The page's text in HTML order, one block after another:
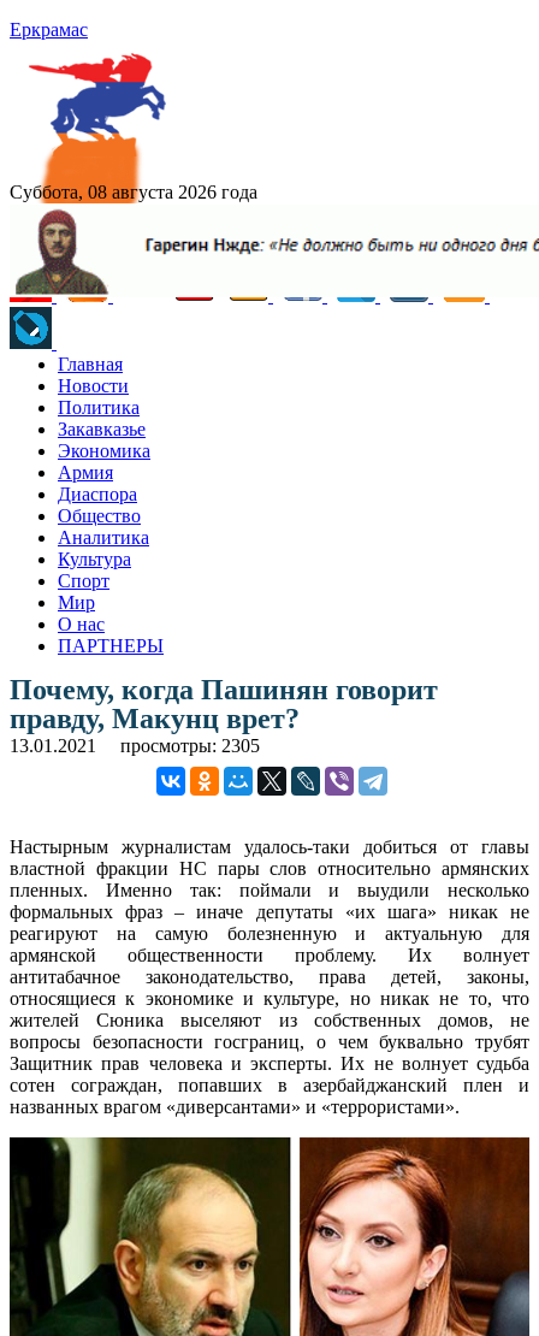
Еркрамас
Суббота, 08 августа 2026 года
Главная
Новости
Политика
Закавказье
Экономика
Армия
Диаспора
Общество
Аналитика
Культура
Спорт
Мир
О нас
ПАРТНЕРЫ
Почему, когда Пашинян говорит
правду, Макунц врет?
13.01.2021 просмотры: 2305
Настырным журналистам удалось-таки добиться от главы
властной фракции НС пары слов относительно армянских
пленных. Именно так: поймали и выудили несколько
формальных фраз – иначе депутаты «их шага» никак не
реагируют на самую болезненную и актуальную для
армянской общественности проблему. Их волнует
антитабачное законодательство, права детей, законы,
относящиеся к экономике и культуре, но никак не то, что
жителей Сюника выселяют из собственных домов, не
вопросы безопасности госграниц, о чем буквально трубят
Защитник прав человека и эксперты. Их не волнует судьба
сотен сограждан, попавших в азербайджанский плен и
названных врагом «диверсантами» и «террористами».